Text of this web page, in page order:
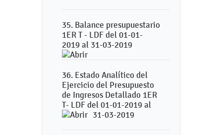
35. Balance presupuestario
1ER T - LDF del 01-01-
2019 al 31-03-2019
36. Estado Analítico del
Ejercicio del Presupuesto
de Ingresos Detallado 1ER
T- LDF del 01-01-2019 al
31-03-2019